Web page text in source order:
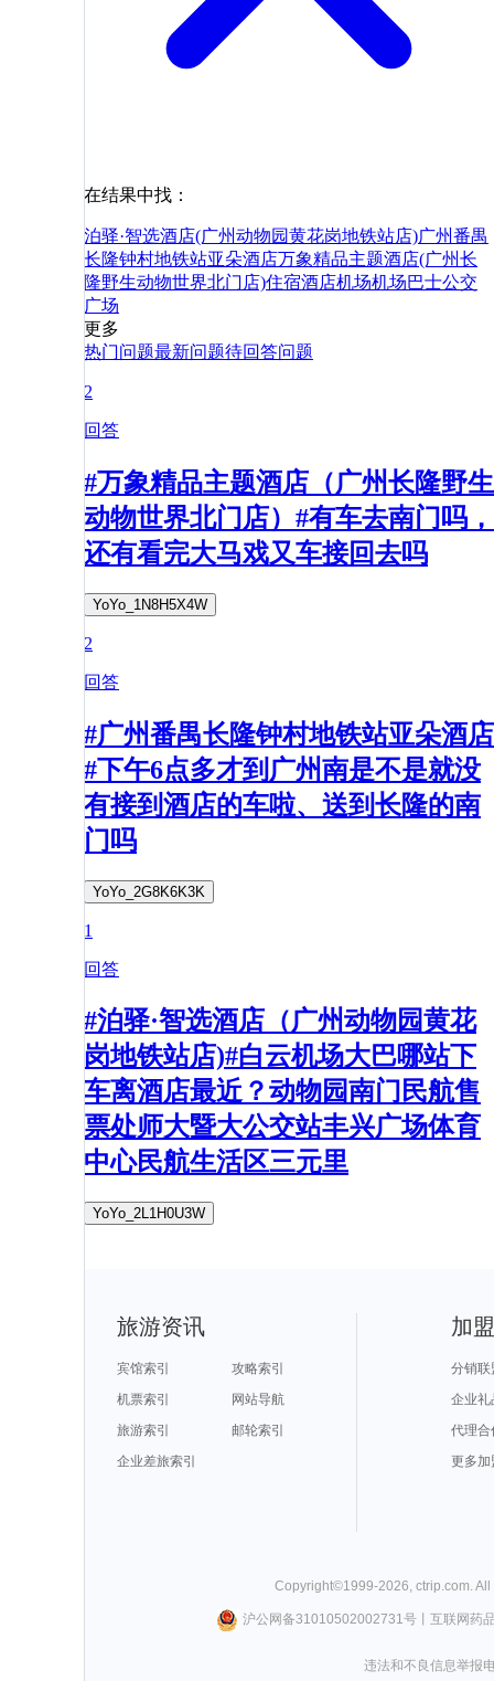
在结果中找：
泊驿·智选酒店(广州动物园黄花岗地铁站店)广州番禺
长隆钟村地铁站亚朵酒店万象精品主题酒店(广州长
隆野生动物世界北门店)住宿酒店机场机场巴士公交
广场
更多
热门问题最新问题待回答问题
2
回答
#万象精品主题酒店（广州长隆野生
动物世界北门店）#有车去南门吗，
还有看完大马戏又车接回去吗
YoYo_1N8H5X4W
2
回答
#广州番禺长隆钟村地铁站亚朵酒店
#下午6点多才到广州南是不是就没
有接到酒店的车啦、送到长隆的南
门吗
YoYo_2G8K6K3K
1
回答
#泊驿·智选酒店（广州动物园黄花
岗地铁站店)#白云机场大巴哪站下
车离酒店最近？动物园南门民航售
票处师大暨大公交站丰兴广场体育
中心民航生活区三元里
YoYo_2L1H0U3W
旅游资讯
宾馆索引
攻略索引
机票索引
网站导航
旅游索引
邮轮索引
企业差旅索引
加
分销联
企业礼
代理合
更多加
Copyright©1999-2026, ctrip.com.
沪公网备31010502002731号丨 互联网药
违法和不良信息举报